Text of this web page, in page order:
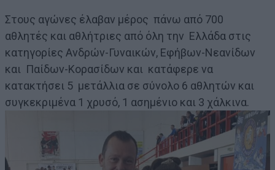
Στους αγώνες έλαβαν μέρος πάνω από 700
αθλητές και αθλήτριες από όλη την Ελλάδα στις
κατηγορίες Ανδρών-Γυναικών, Εφήβων-Νεανίδων
και Παίδων-Κορασίδων και κατάφερε να
κατακτήσει 5 μετάλλια σε σύνολο 6 αθλητών και
συγκεκριμένα 1 χρυσό, 1 ασημένιο και 3 χάλκινα.